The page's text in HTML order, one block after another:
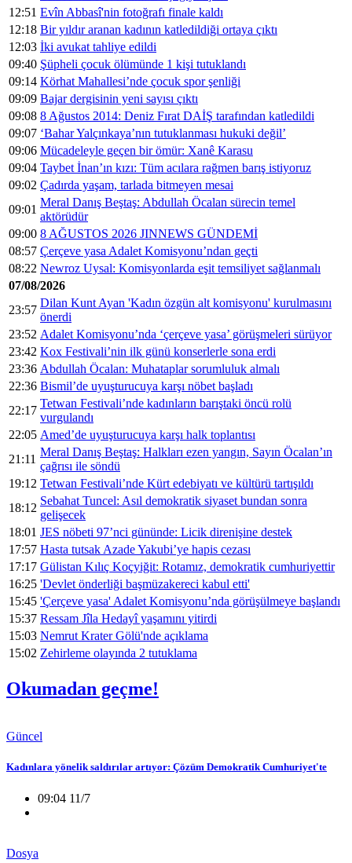
12:51 Evîn Abbasî'nin fotoğrafı finale kaldı
12:18 Bir yıldır aranan kadının katledildiği ortaya çıktı
12:03 İki avukat tahliye edildi
09:40 Şüpheli çocuk ölümünde 1 kişi tutuklandı
09:14 Körhat Mahallesi’nde çocuk spor şenliği
09:09 Bajar dergisinin yeni sayısı çıktı
09:08 8 Ağustos 2014: Deniz Fırat DAİŞ tarafından katledildi
09:07 ‘Bahar Yalçınkaya’nın tutuklanması hukuki değil’
09:06 Mücadeleyle geçen bir ömür: Xanê Karasu
09:04 Taybet İnan’ın kızı: Tüm acılara rağmen barış istiyoruz
09:02 Çadırda yaşam, tarlada bitmeyen mesai
09:01
Meral Danış Beştaş: Abdullah Öcalan sürecin temel
aktörüdür
09:00 8 AĞUSTOS 2026 JINNEWS GÜNDEMİ
08:57 Çerçeve yasa Adalet Komisyonu’ndan geçti
08:22 Newroz Uysal: Komisyonlarda eşit temsiliyet sağlanmalı
07/08/2026
23:57
Dilan Kunt Ayan 'Kadın özgün alt komisyonu' kurulmasını
önerdi
23:52 Adalet Komisyonu’nda ‘çerçeve yasa’ görüşmeleri sürüyor
23:42 Kox Festivali’nin ilk günü konserlerle sona erdi
23:36 Abdullah Öcalan: Muhataplar sorumluluk almalı
22:36 Bismil’de uyuşturucuya karşı nöbet başladı
22:17
Tetwan Festivali’nde kadınların barıştaki öncü rolü
vurgulandı
22:05 Amed’de uyuşturucuya karşı halk toplantısı
21:11
Meral Danış Beştaş: Halkları ezen yangın, Sayın Öcalan’ın
çağrısı ile söndü
19:12 Tetwan Festivali’nde Kürt edebiyatı ve kültürü tartışıldı
18:12
Sebahat Tuncel: Asıl demokratik siyaset bundan sonra
gelişecek
18:01 JES nöbeti 97’nci gününde: Licik direnişine destek
17:57 Hasta tutsak Azade Yakubi’ye hapis cezası
17:17 Gülistan Kılıç Koçyiğit: Rotamız, demokratik cumhuriyettir
16:25 'Devlet önderliği başmüzakereci kabul etti'
15:45 'Çerçeve yasa' Adalet Komisyonu’nda görüşülmeye başlandı
15:37 Ressam Jîla Hedayî yaşamını yitirdi
15:03 Nemrut Krater Gölü'nde açıklama
15:02 Zehirleme olayında 2 tutuklama
Okumadan geçme!
Güncel
Kadınlara yönelik saldırılar artıyor: Çözüm Demokratik Cumhuriyet'te
09:04 11/7
Dosya